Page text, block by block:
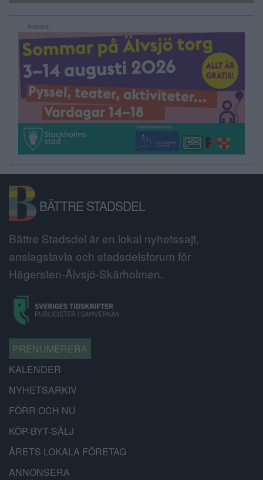
Annons:
BÄTTRE STADSDEL
Bättre Stadsdel är en lokal nyhetssajt,
anslagstavla och stadsdelsforum för
Hägersten-Älvsjö-Skärholmen.
PRENUMERERA
KALENDER
NYHETSARKIV
FÖRR OCH NU
KÖP-BYT-SÄLJ
ÅRETS LOKALA FÖRETAG
ANNONSERA